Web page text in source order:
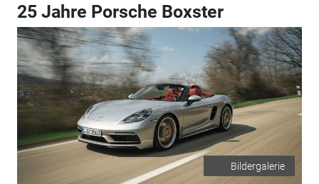
25 Jahre Porsche Boxster
Bildergalerie